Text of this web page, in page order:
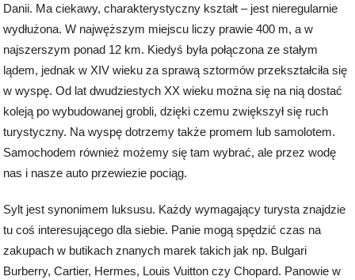
Danii. Ma ciekawy, charakterystyczny kształt – jest nieregularnie
wydłużona. W najwęższym miejscu liczy prawie 400 m, a w
najszerszym ponad 12 km. Kiedyś była połączona ze stałym
lądem, jednak w XIV wieku za sprawą sztormów przekształciła się
w wyspę. Od lat dwudziestych XX wieku można się na nią dostać
koleją po wybudowanej grobli, dzięki czemu zwiększył się ruch
turystyczny. Na wyspę dotrzemy także promem lub samolotem.
Samochodem również możemy się tam wybrać, ale przez wodę
nas i nasze auto przewiezie pociąg.
Sylt jest synonimem luksusu. Każdy wymagający turysta znajdzie
tu coś interesującego dla siebie. Panie mogą spędzić czas na
zakupach w butikach znanych marek takich jak np. Bulgari
Burberry, Cartier, Hermes, Louis Vuitton czy Chopard. Panowie w